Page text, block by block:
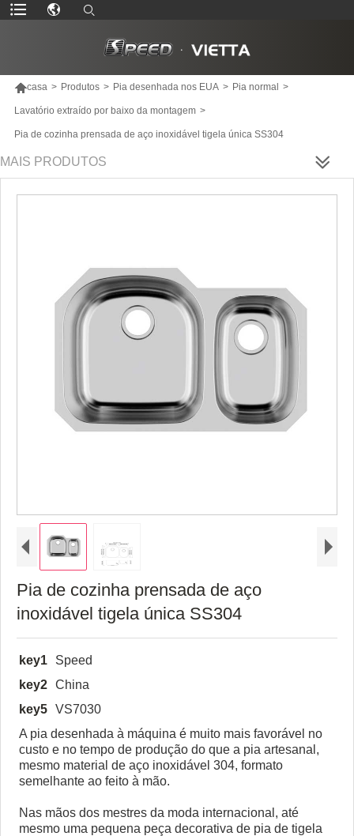
casa > Produtos > Pia desenhada nos EUA > Pia normal >
Lavatório extraído por baixo da montagem >
Pia de cozinha prensada de aço inoxidável tigela única SS304
MAIS PRODUTOS
Pia de cozinha prensada de aço
inoxidável tigela única SS304
key1
Speed
key2 China
key5 VS7030
A pia desenhada à máquina é muito mais favorável no
custo e no tempo de produção do que a pia artesanal,
mesmo material de aço inoxidável 304, formato
semelhante ao feito à mão.
Nas mãos dos mestres da moda internacional, até
mesmo uma pequena peça decorativa de pia de tigela